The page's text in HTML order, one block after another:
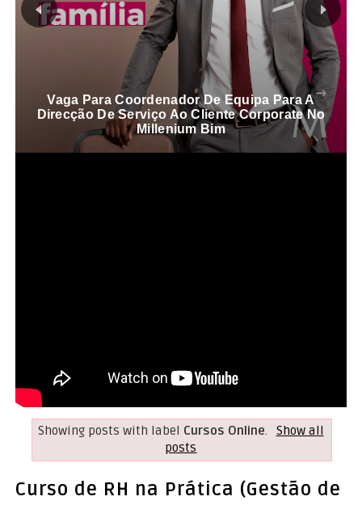
Vaga Para Coordenador De Equipa Para A
Direcção De Serviço Ao Cliente Corporate No
Millenium Bim
Showing posts with label Cursos Online.
Show all
posts
Curso de RH na Prática (Gestão de